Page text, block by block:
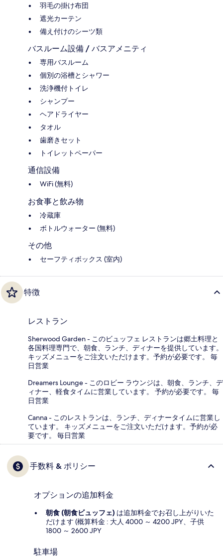
羽毛の掛け布団
遮光カーテン
備え付けのシーツ類
バスルーム設備 / バスアメニティ
専用バスルーム
個別の浴槽とシャワー
洗浄機付トイレ
シャンプー
ヘアドライヤー
タオル
歯磨きセット
トイレットペーパー
通信設備
WiFi (無料)
お食事と飲み物
冷蔵庫
ボトルウォーター (無料)
その他
セーフティボックス (室内)
特徴
レストラン
Sherwood Garden - このビュッフェ レストランは郷土料理と
各国料理専門で、朝食、ランチ、ディナーを提供しています。
キッズメニューをご注文いただけます。予約が必要です。 毎
日営業
Dreamers Lounge - このロビー ラウンジは、朝食、ランチ、デ
ィナー、軽食タイムに営業しています。 予約が必要です。 毎
日営業
Canna - このレストランは、ランチ、ディナータイムに営業し
ています。 キッズメニューをご注文いただけます。予約が必
要です。 毎日営業
手数料 & ポリシー
オプションの追加料金
朝食 (朝食ビュッフェ) は追加料金でお召し上がりいた
だけます (概算料金 : 大人 4000 ～ 4200 JPY、子供
1800 ～ 2600 JPY
駐車場